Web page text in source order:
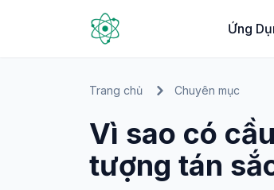
Ứng
Trang chủ Chuyên mục
Vì sao có
tượng tán